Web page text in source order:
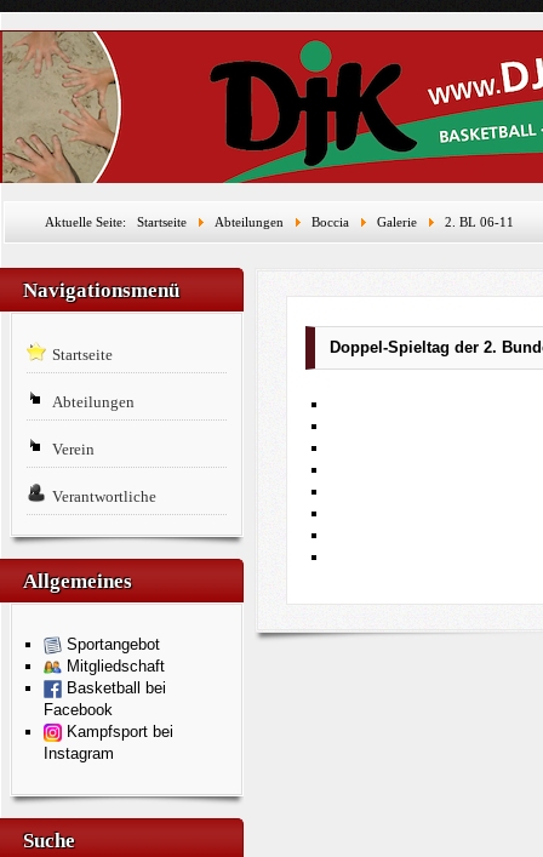
Aktuelle Seite: Startseite Abteilungen Boccia Galerie 2. BL 06-11
Navigationsmenü
Startseite
Abteilungen
Verein
Verantwortliche
Allgemeines
Sportangebot
Mitgliedschaft
Basketball bei
Facebook
Kampfsport bei
Instagram
Suche
Doppel-Spieltag der 2.